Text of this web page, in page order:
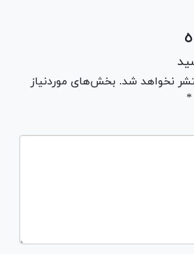
نخواهد شد. بخش‌های موردنیاز
*